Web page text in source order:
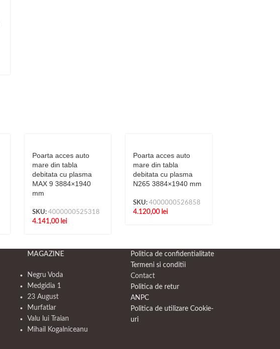
Poarta acces auto
mare din tabla
debitata cu plasma
MAX 9 3884×1940
mm
SKU: 4000000525318
4.141,00 lei
Poarta acces auto
mare din tabla
debitata cu plasma
N265 3884×1940 mm
SKU:4000000526858
4.120,00 lei
MAGAZINE
Negru Voda
Medgidia 1
23 August
Murfatlar
Valu lui Traian
Mihail Kogalniceanu
Politica de confidentialitate
Termeni si conditii
Contact
Politica de retur
ANPC
Politica de utilizare Cookie-
uri